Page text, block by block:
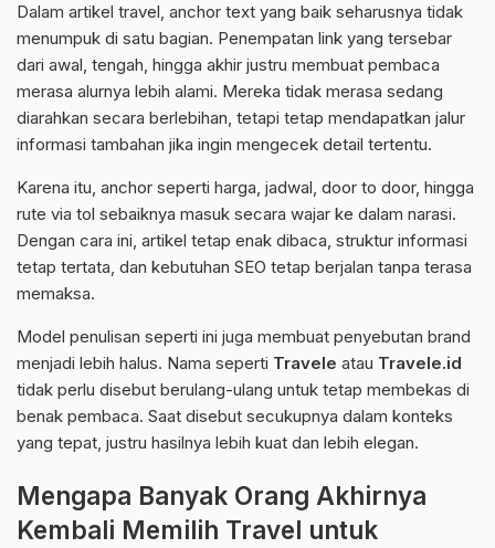
Dalam artikel travel, anchor text yang baik seharusnya tidak
menumpuk di satu bagian. Penempatan link yang tersebar
dari awal, tengah, hingga akhir justru membuat pembaca
merasa alurnya lebih alami. Mereka tidak merasa sedang
diarahkan secara berlebihan, tetapi tetap mendapatkan jalur
informasi tambahan jika ingin mengecek detail tertentu.
Karena itu, anchor seperti harga, jadwal, door to door, hingga
rute via tol sebaiknya masuk secara wajar ke dalam narasi.
Dengan cara ini, artikel tetap enak dibaca, struktur informasi
tetap tertata, dan kebutuhan SEO tetap berjalan tanpa terasa
memaksa.
Model penulisan seperti ini juga membuat penyebutan brand
menjadi lebih halus. Nama seperti Travele atau Travele.id
tidak perlu disebut berulang-ulang untuk tetap membekas di
benak pembaca. Saat disebut secukupnya dalam konteks
yang tepat, justru hasilnya lebih kuat dan lebih elegan.
Mengapa Banyak Orang Akhirnya
Kembali Memilih Travel untuk